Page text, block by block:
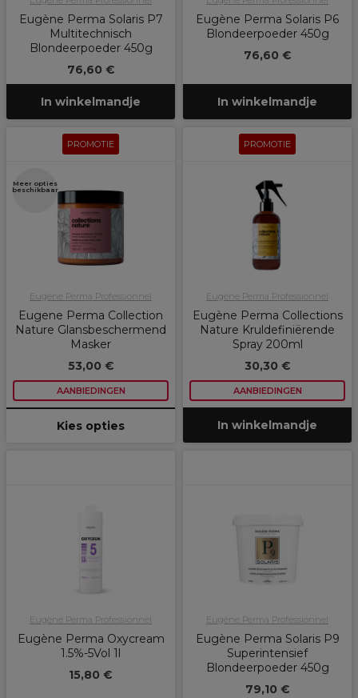
Eugène Perma Solaris P7
Multitechnisch
Blondeerpoeder 450g
76,60 €
In winkelmandje
Eugène Perma Solaris P6
Blondeerpoeder 450g
76,60 €
In winkelmandje
PROMOTIE
Meer opties
beschikbaar
Eugène Perma Professionnel
Eugene Perma Collection
Nature Glansbeschermend
Masker
53,00 €
AANBIEDINGEN
Kies opties
PROMOTIE
Eugène Perma Professionnel
Eugène Perma Collections
Nature Kruldefiniërende
Spray 200ml
30,30 €
AANBIEDINGEN
In winkelmandje
Eugène Perma Professionnel
Eugène Perma Oxycream
1.5%-5Vol 1l
15,80 €
Eugène Perma Professionnel
Eugène Perma Solaris P9
Superintensief
Blondeerpoeder 450g
79,10 €